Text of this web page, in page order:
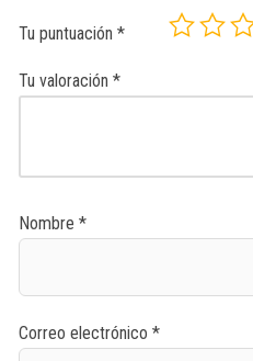
Tu puntuación*
Tu valoración*
Nombre*
Correo electrónico*